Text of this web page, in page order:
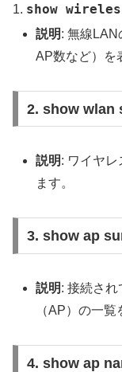
1. show
説明: 無線LAN
AP数など）を
2. show wlan
説明: ワイヤ
ます。
3. show ap
説明: 接続され
（AP）の一覧
4. show ap